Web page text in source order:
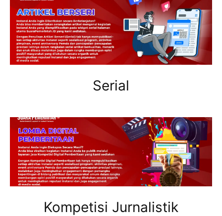
Serial
Kompetisi Jurnalistik